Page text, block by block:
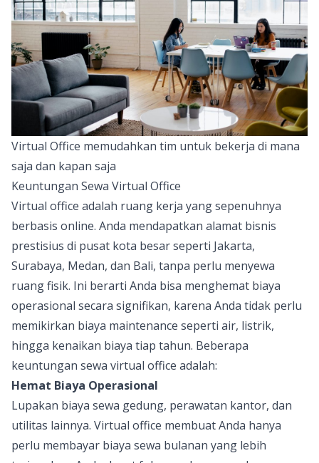
Virtual Office memudahkan tim untuk bekerja di mana
saja dan kapan saja
Keuntungan Sewa Virtual Office
Virtual office adalah ruang kerja yang sepenuhnya
berbasis online. Anda mendapatkan alamat bisnis
prestisius di pusat kota besar seperti Jakarta,
Surabaya, Medan, dan Bali, tanpa perlu menyewa
ruang fisik. Ini berarti Anda bisa menghemat biaya
operasional secara signifikan, karena Anda tidak perlu
memikirkan biaya maintenance seperti air, listrik,
hingga kenaikan biaya tiap tahun. Beberapa
keuntungan sewa virtual office adalah:
Hemat Biaya Operasional
Lupakan biaya sewa gedung, perawatan kantor, dan
utilitas lainnya. Virtual office membuat Anda hanya
perlu membayar biaya sewa bulanan yang lebih